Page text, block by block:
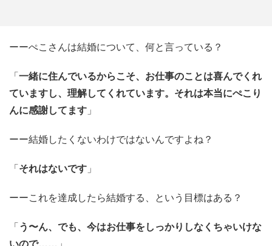
ーーぺこさんは結婚について、何と言っている？
「 一緒に住んでいるからこそ、お仕事のことは喜んでくれ
ていますし、理解してくれています。それは本当にぺこり
んに感謝してます 」
ーー結婚したくないわけではないんですよね？
「 それはないです 」
ーーこれを達成したら結婚する、という目標はある？
「 う〜ん、でも、今はお仕事をしっかりしなくちゃいけな
いので…… 」